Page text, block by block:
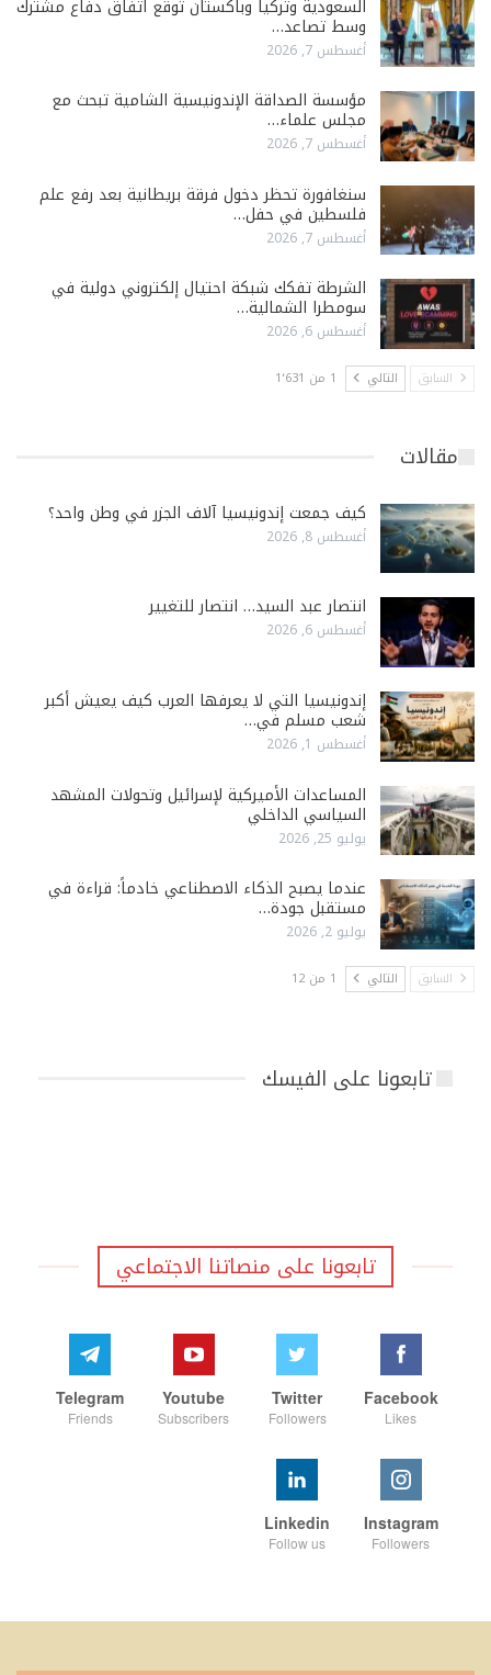
السعودية وتركيا وباكستان توقّع اتفاق دفاع مشترك
وسط تصاعد…
أغسطس 7, 2026
مؤسسة الصداقة الإندونيسية الشامية تبحث مع
مجلس علماء…
أغسطس 7, 2026
سنغافورة تحظر دخول فرقة بريطانية بعد رفع علم
فلسطين في حفل…
أغسطس 7, 2026
الشرطة تفكك شبكة احتيال إلكتروني دولية في
سومطرا الشمالية…
أغسطس 6, 2026
السابق التالي 1 من 1٬631
مقالات
كيف جمعت إندونيسيا آلاف الجزر في وطن واحد؟
أغسطس 8, 2026
انتصار عبد السيد… انتصار للتغيير
أغسطس 6, 2026
إندونيسيا التي لا يعرفها العرب كيف يعيش أكبر
شعب مسلم في…
أغسطس 1, 2026
المساعدات الأميركية لإسرائيل وتحولات المشهد
السياسي الداخلي
يوليو 25, 2026
عندما يصبح الذكاء الاصطناعي خادماً: قراءة في
مستقبل جودة…
يوليو 2, 2026
السابق التالي 1 من 12
تابعونا على الفيسك
تابعونا على منصاتنا الاجتماعي
Facebook
Likes
Twitter
Followers
Youtube
Subscribers
Telegram
Friends
Instagram
Followers
Linkedin
Follow us